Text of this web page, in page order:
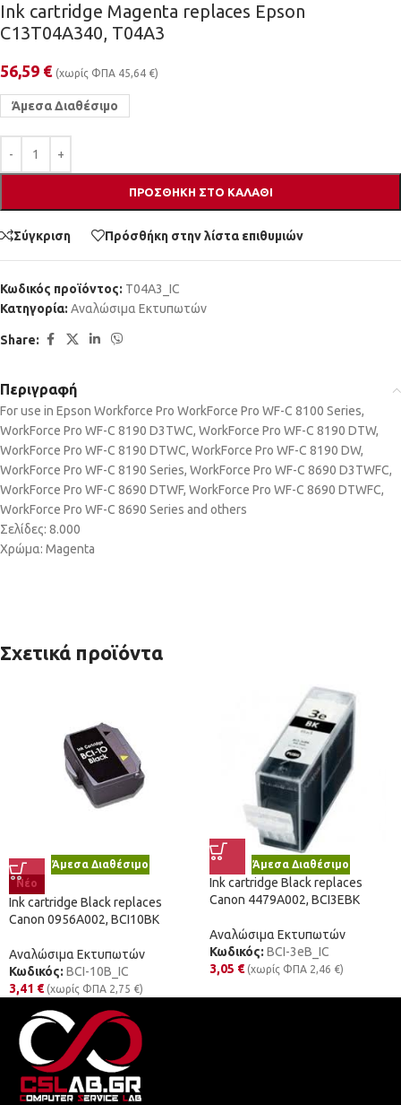
Ink cartridge Magenta replaces Epson
C13T04A340, T04A3
56,59 € (χωρίς ΦΠΑ 45,64 €)
Άμεσα Διαθέσιμο
ΠΡΟΣΘΉΚΗ ΣΤΟ ΚΑΛΆΘΙ
Σύγκριση Πρόσθήκη στην λίστα επιθυμιών
Κωδικός προϊόντος: T04A3_IC
Κατηγορία: Αναλώσιμα Εκτυπωτών
Share:
Περιγραφή
For use in Epson Workforce Pro WorkForce Pro WF-C 8100 Series,
WorkForce Pro WF-C 8190 D3TWC, WorkForce Pro WF-C 8190 DTW,
WorkForce Pro WF-C 8190 DTWC, WorkForce Pro WF-C 8190 DW,
WorkForce Pro WF-C 8190 Series, WorkForce Pro WF-C 8690 D3TWFC,
WorkForce Pro WF-C 8690 DTWF, WorkForce Pro WF-C 8690 DTWFC,
WorkForce Pro WF-C 8690 Series and others
Σελίδες: 8.000
Χρώμα: Magenta
Σχετικά προϊόντα
Άμεσα Διαθέσιμο
Νέο
Ink cartridge Black replaces
Canon 0956A002, BCI10BK
Αναλώσιμα Εκτυπωτών
Κωδικός: BCI-10B_IC
3,41 € (χωρίς ΦΠΑ 2,75 €)
Άμεσα Διαθέσιμο
Ink cartridge Black replaces
Canon 4479A002, BCI3EBK
Αναλώσιμα Εκτυπωτών
Κωδικός: BCI-3eB_IC
3,05 € (χωρίς ΦΠΑ 2,46 €)